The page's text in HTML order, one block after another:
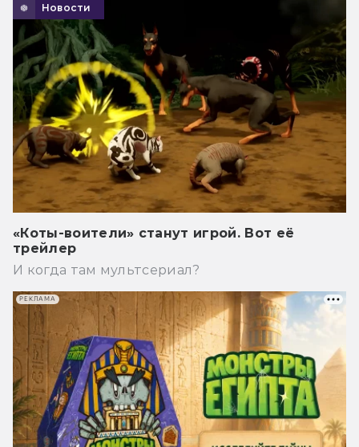
Новости
«Коты-воители» станут игрой. Вот её
трейлер
И когда там мультсериал?
РЕКЛАМА